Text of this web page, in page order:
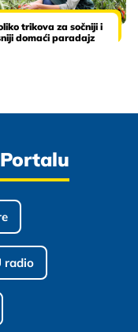
trikova za sočniji i
domaći paradajz
radio